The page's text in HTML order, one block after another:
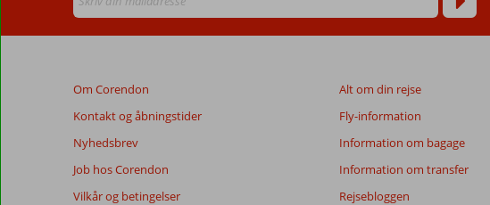
Om Corendon
Kontakt og åbningstider
Nyhedsbrev
Job hos Corendon
Vilkår og betingelser
Alt om din rejse
Fly-information
Information om bagage
Information om transfer
Rejsebloggen